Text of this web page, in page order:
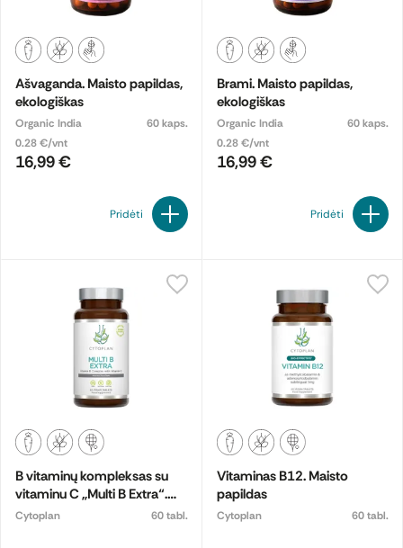
Ašvaganda. Maisto papildas,
ekologiškas
Organic India
60 kaps.
0.28 €/vnt
16,99 €
Pridėti
Brami. Maisto papildas,
ekologiškas
Organic India
60 kaps.
0.28 €/vnt
16,99 €
Pridėti
B vitaminų kompleksas su
vitaminu C „Multi B Extra“.
Maisto papildas
Cytoplan 60 tabl.
Vitaminas B12. Maisto
papildas
Cytoplan 60 tabl.